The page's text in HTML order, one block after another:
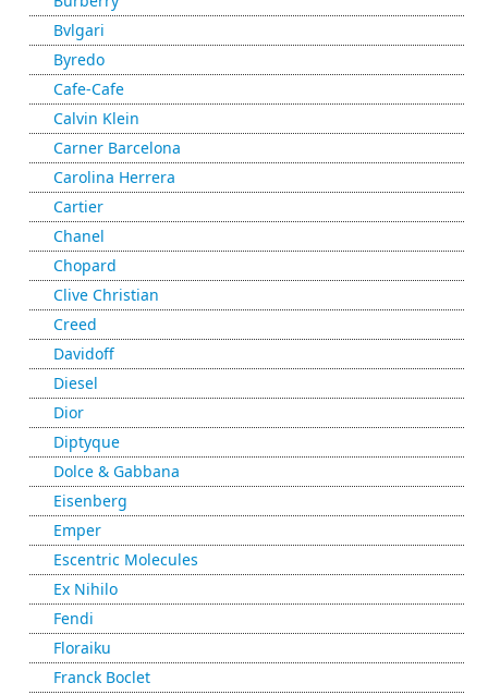
Bvlgari
Byredo
Cafe-Cafe
Calvin Klein
Carner Barcelona
Carolina Herrera
Cartier
Chanel
Chopard
Clive Christian
Creed
Davidoff
Diesel
Dior
Diptyque
Dolce & Gabbana
Eisenberg
Emper
Escentric Molecules
Ex Nihilo
Fendi
Floraiku
Franck Boclet